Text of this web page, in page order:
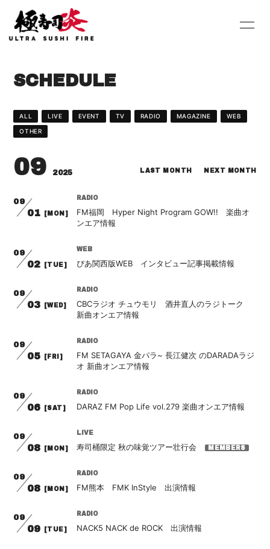
SCHEDULE
DISCOGRAPHY Youtube
MOVIE PHOTO
Contact
SCHEDULE
ALL LIVE EVENT TV RADIO MAGAZINE WEB
OTHER
09 2025 LAST MONTH NEXT MONTH
09
01 [MON]
RADIO
FM福岡 Hyper Night Program GOW!! 楽曲オ
ンエア情報
09
02 [TUE]
WEB
ぴあ関西版WEB インタビュー記事掲載情報
09
03 [WED]
RADIO
CBCラジオ チュウモリ 酒井直人のラジトーク
新曲オンエア情報
09
05 [FRI]
RADIO
FM SETAGAYA 金パラ~ 長江健次 のDARADAラジ
オ 新曲オンエア情報
09
06 [SAT]
RADIO
DARAZ FM Pop Life vol.279 楽曲オンエア情報
09
08 [MON]
LIVE
寿司桶限定 秋の味覚ツアー壮行会
09
08 [MON]
RADIO
FM熊本 FMK InStyle 出演情報
09
09 [TUE]
RADIO
NACK5 NACK de ROCK 出演情報